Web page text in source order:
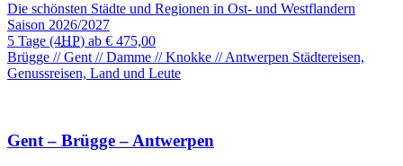
Die schönsten Städte und Regionen in Ost- und Westflandern
Saison 2026/2027
5 Tage (4HP) ab € 475,00
Brügge // Gent // Damme // Knokke // Antwerpen Städtereisen,
Genussreisen, Land und Leute
Gent – Brügge – Antwerpen